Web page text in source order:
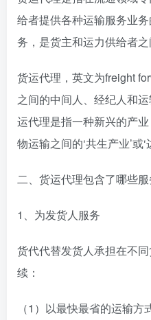
给者提供各种运输服务业
务，是货主和运力供给者之
货运代理，英文为freight
之间的中间人、经纪人和
运代理是指一种新兴的产
物运输之间的‘共生产业’或‘
二、货运代理包含了哪些服
1、为发货人服务
货代代替发货人承担在不
续：
（1）以最快最省的运输